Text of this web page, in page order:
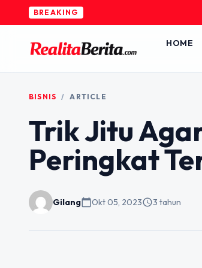
BREAKING
HOME
BISNIS / ARTICLE
Trik Jitu
Peringkat
Gilangcalendar_todayOkt 05, 2023schedule3 tahun